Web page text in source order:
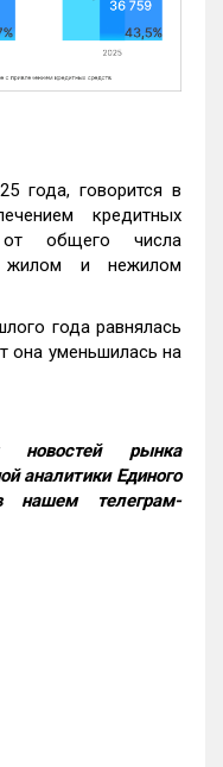
года, говорится в
кредитных
от общего числа
жилом и нежилом
года равнялась
она уменьшилась на
новостей рынка
аналитики Единого
нашем телеграм-